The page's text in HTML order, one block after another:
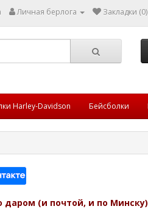
Личная берлога Закладки (0)
Harley-Davidson Бейсболки
даром (и почтой, и по